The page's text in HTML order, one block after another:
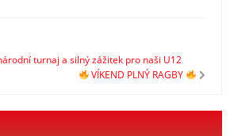
turnaj a silný zážitek pro naši U12
VÍKEND PLNÝ RAGBY